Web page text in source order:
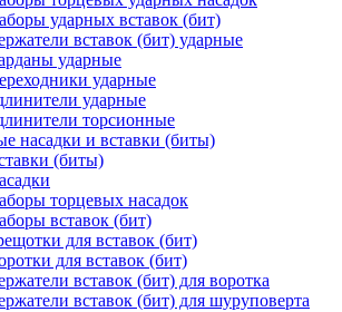
ударных вставок (бит)
вставок (бит) ударные
ударные
ударные
ударные
торсионные
насадки и вставки (биты)
(биты)
торцевых насадок
вставок (бит)
для вставок (бит)
для вставок (бит)
вставок (бит) для воротка
вставок (бит) для шуруповерта